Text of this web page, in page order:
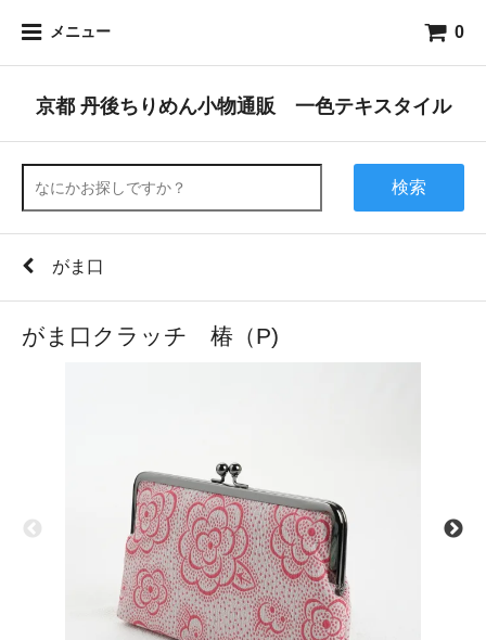
メニュー 0
京都 丹後ちりめん小物通販 一色テキスタイル
検索
がま口
がま口クラッチ 椿（P)